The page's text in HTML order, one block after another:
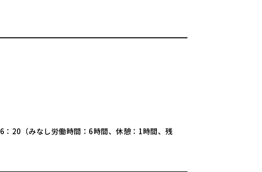
20（みなし労働時間：6時間、休憩：1時間、残